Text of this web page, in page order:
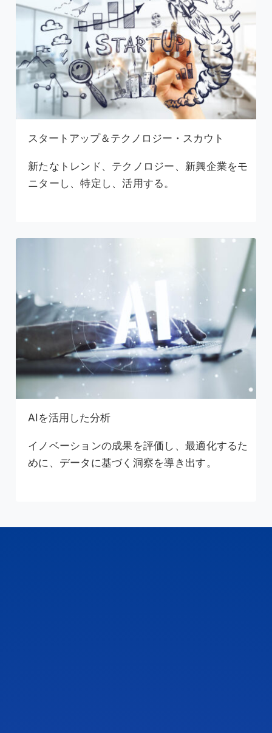
スタートアップ＆テクノロジー・スカウト
新たなトレンド、テクノロジー、新興企業をモ
ニターし、特定し、活用する。
AIを活用した分析
イノベーションの成果を評価し、最適化するた
めに、データに基づく洞察を導き出す。